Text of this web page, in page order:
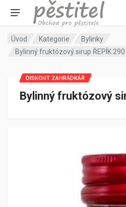
Úvod Kategorie
Bylinky
Bylinný fruktózový sirup ŘEPÍK 290
Bylinný fruktózový
DISKONT ZAHRÁDKÁŘ